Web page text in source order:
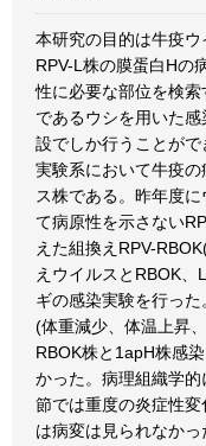
本研究の目的は牛疫
RPV-L株の膜蛋白Hの
性に必要な部位を検
であるウシを用いた
設でしか行うことが
実験系において牛疫
ス株である。昨年度
て病原性を示さない
えた組換えRPV-
えウイルスとRBOK
ギの感染実験を行っ
(体重減少、体温上昇
RBOK株と1apH株感
かった。病理組織学
節では重度の炎症性
は病変は見られなか